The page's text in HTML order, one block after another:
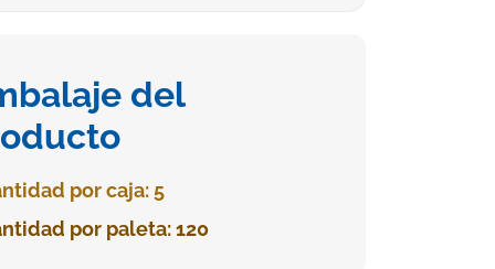
del
por caja: 5
por paleta: 120